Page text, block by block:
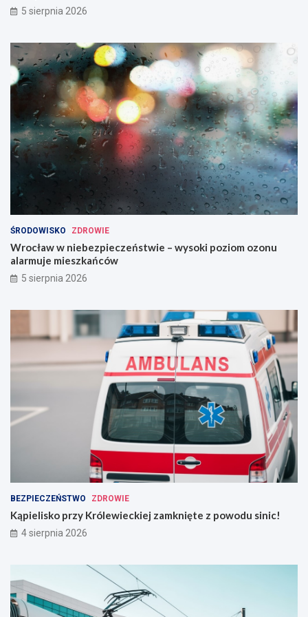
5 sierpnia 2026
ŚRODOWISKO ZDROWIE
Wrocław w niebezpieczeństwie – wysoki poziom ozonu
alarmuje mieszkańców
5 sierpnia 2026
BEZPIECZEŃSTWO ZDROWIE
Kąpielisko przy Królewieckiej zamknięte z powodu sinic!
4 sierpnia 2026